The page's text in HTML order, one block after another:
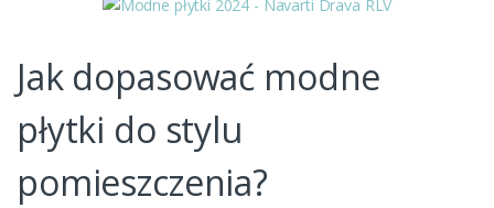
Jak dopasować modne
płytki do stylu
pomieszczenia?